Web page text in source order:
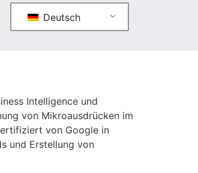
Deutsch
Intelligence und
von Mikroausdrücken im
von Google in
und Erstellung von